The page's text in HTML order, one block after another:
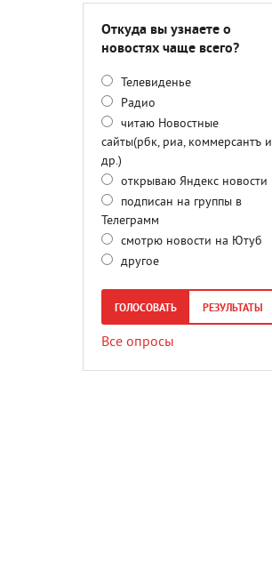
Откуда вы узнаете о
новостях чаще всего?
Телевиденье
Радио
читаю Новостные
сайты(рбк, риа, коммерсантъ и
др.)
открываю Яндекс новости
подписан на группы в
Телеграмм
смотрю новости на Ютуб
другое
ГОЛОСОВАТЬ РЕЗУЛЬТАТЫ
Все опросы